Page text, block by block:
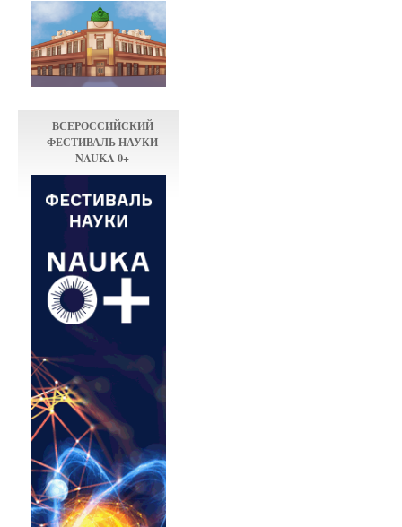
ВСЕРОССИЙСКИЙ
ФЕСТИВАЛЬ НАУКИ
NAUKA 0+